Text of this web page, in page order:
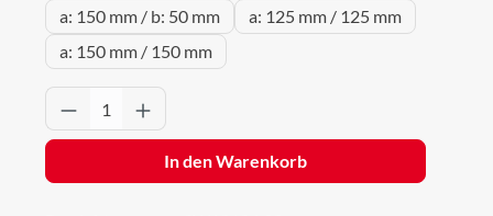
a: 150 mm / b: 50 mm
a: 125 mm / 125 mm
a: 150 mm / 150 mm
Produkt Anzahl: Gib den gewünschten
In den Warenkorb